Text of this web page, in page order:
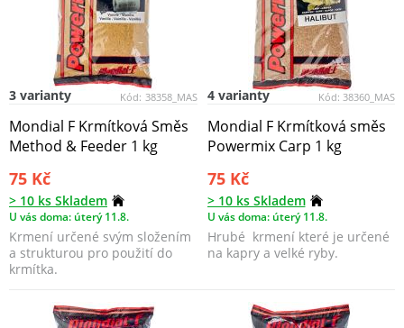
Kód: 38358_MAS
3 varianty
Mondial F Krmítková Směs
Method & Feeder 1 kg
75 Kč
> 10 ks Skladem
U vás doma: úterý 11.8.
Krmení určené svým složením
a strukturou pro použití do
krmítka.
Kód: 38360_MAS
4 varianty
Mondial F Krmítková směs
Powermix Carp 1 kg
75 Kč
> 10 ks Skladem
U vás doma: úterý 11.8.
Hrubé krmení které je určené
na kapry a velké ryby.